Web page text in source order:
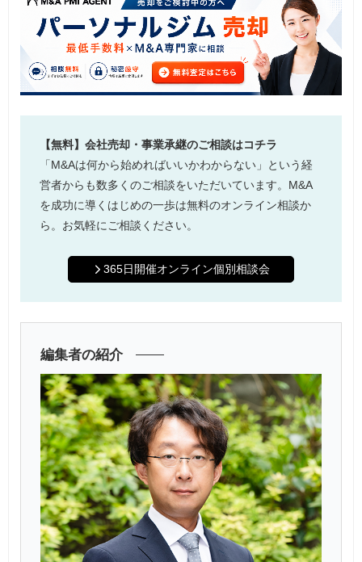
【無料】会社売却・事業承継のご相談はコチラ
「M&Aは何から始めればいいかわからない」という経
営者からも数多くのご相談をいただいています。M&A
を成功に導くはじめの一歩は無料のオンライン相談か
ら。お気軽にご相談ください。
365日開催オンライン個別相談会
編集者の紹介